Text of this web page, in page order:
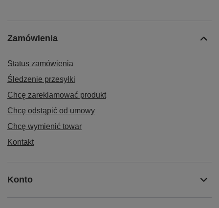
Zamówienia
Status zamówienia
Śledzenie przesyłki
Chcę zareklamować produkt
Chcę odstąpić od umowy
Chcę wymienić towar
Kontakt
Konto